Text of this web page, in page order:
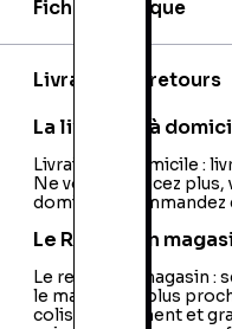
Fiche technique
Model:
HD PRO
Type:
Webcam
Type de Zoom:Sans
Micro Intégré:Oui
Firewire:
Non
Plateforme:PC /
Suivi Intelligent du
Connecteur Apple
USB:
USB 2.0
Webcam sur IP:Non
Livraison et retours
La livraison à
Livraison à domicile :
Ne vous déplacez
domicile ! Commandez
Le Retrait en
Le retrait en magasin :
le magasin le plus
colis directement et